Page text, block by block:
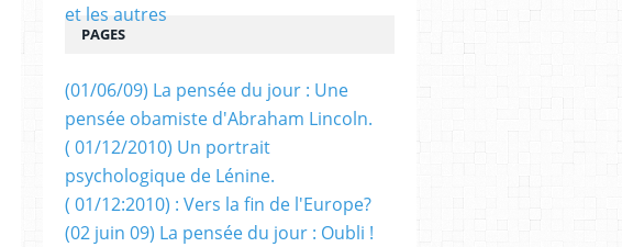
PAGES
(01/06/09) La pensée du jour : Une
pensée obamiste d'Abraham Lincoln.
( 01/12/2010) Un portrait
psychologique de Lénine.
( 01/12:2010) : Vers la fin de l'Europe?
(02 juin 09) La pensée du jour : Oubli !